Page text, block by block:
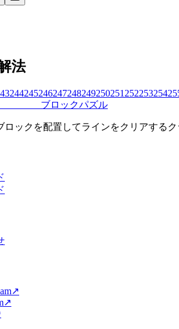
法
244245246247248249250251 252253254
ブロックパズル
ロックを配置してラインをクリアする
↗️
↗️